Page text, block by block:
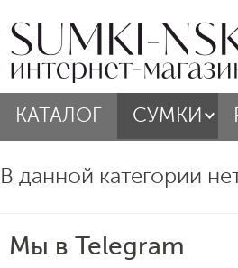
КАТАЛОГ СУМКИ
В данной категории
Мы в Telegram